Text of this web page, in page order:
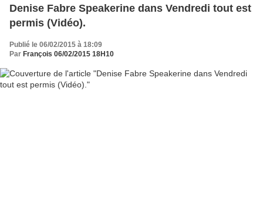
Denise Fabre Speakerine dans Vendredi tout est
permis (Vidéo).
Publié le 06/02/2015 à 18:09
Par François 06/02/2015 18H10